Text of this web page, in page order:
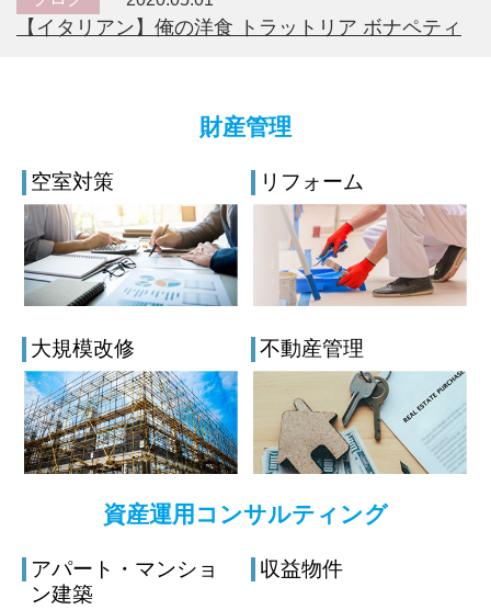
【イタリアン】俺の洋食 トラットリア ボナペティ
財産管理
空室対策 リフォーム
大規模改修 不動産管理
資産運用コンサルティング
アパート・マンショ
ン建築
収益物件